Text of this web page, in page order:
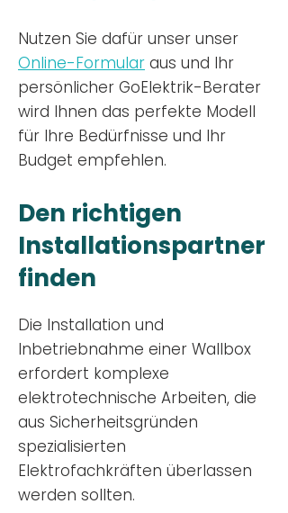
Nutzen Sie dafür unser unser
Online-Formular aus und Ihr
persönlicher GoElektrik-Berater
wird Ihnen das perfekte Modell
für Ihre Bedürfnisse und Ihr
Budget empfehlen.
Den richtigen
Installationspartner
finden
Die Installation und
Inbetriebnahme einer Wallbox
erfordert komplexe
elektrotechnische Arbeiten, die
aus Sicherheitsgründen
spezialisierten
Elektrofachkräften überlassen
werden sollten.